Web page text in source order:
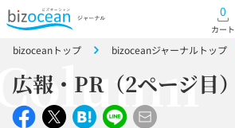
0
カート
bizoceanトップ bizoceanジャーナルトップ
広報・PR（2ページ目）